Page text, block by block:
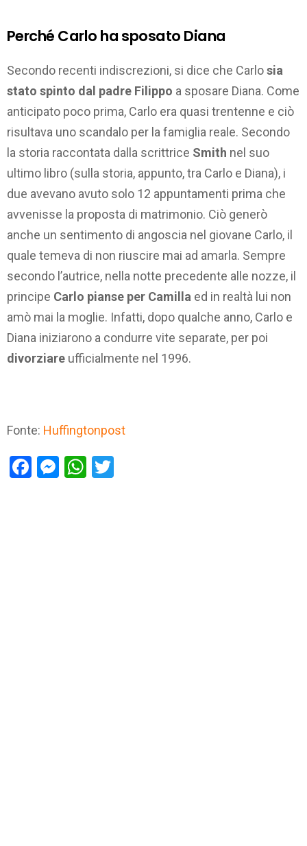
Perché Carlo ha sposato Diana
Secondo recenti indiscrezioni, si dice che Carlosia
stato spinto dal padre Filippo a sposare Diana. Come
anticipato poco prima, Carlo era quasi trentenne e ciò
risultava uno scandalo per la famiglia reale. Secondo
la storia raccontata dalla scrittrice Smith nel suo
ultimo libro (sulla storia, appunto, tra Carlo e Diana), i
due avevano avuto solo 12 appuntamenti prima che
avvenisse la proposta di matrimonio. Ciò generò
anche un sentimento di angoscia nel giovane Carlo, il
quale temeva di non riuscire mai ad amarla. Sempre
secondo l’autrice, nella notte precedente alle nozze, il
principe Carlo pianse per Camilla ed in realtà lui non
amò mai la moglie. Infatti, dopo qualche anno, Carlo e
Diana iniziarono a condurre vite separate, per poi
divorziare ufficialmente nel 1996.
Fonte: Huffingtonpost
Facebook
Messenger
WhatsApp